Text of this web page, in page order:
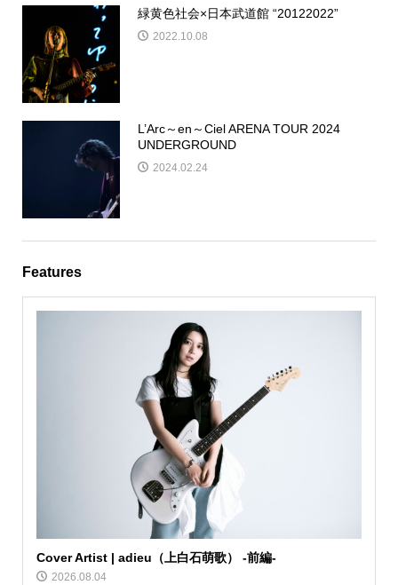
緑黄色社会×日本武道館 “20122022”
2022.10.08
L’Arc～en～Ciel ARENA TOUR 2024
UNDERGROUND
2024.02.24
Features
Cover Artist | adieu（上白石萌歌） -前編-
2026.08.04